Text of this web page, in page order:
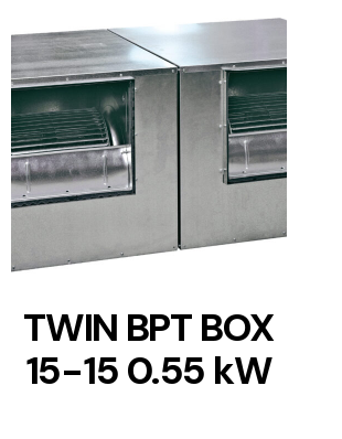
DETAILS
TWIN BPT BOX
15-15 0.55 kW